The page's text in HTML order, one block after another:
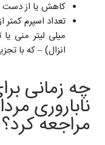
کاهش یا از دست
انزال) – که با
چه زمانی
ناباروری
مراجعه کرد؟